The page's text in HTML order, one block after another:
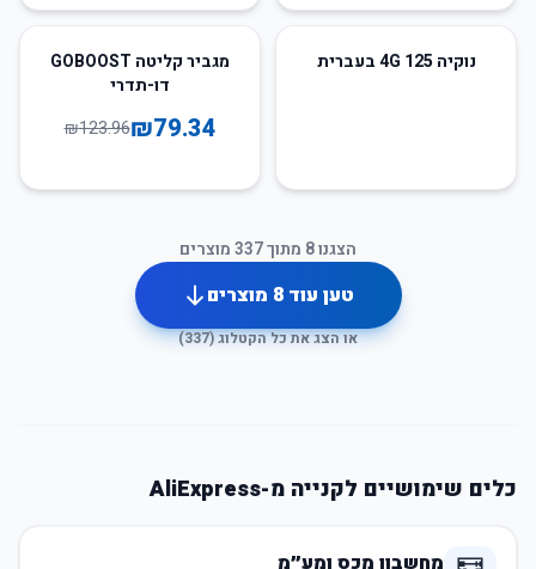
נוקיה 125 4G בעברית 36
מגביר קליטה GOBOOST
דו-תדרי
₪79.34
₪123.96
הצגנו8 מתוך337מוצרים
טען עוד8 מוצרים
או הצג את כל הקטלוג (337
)
כלים שימושיים לקנייה מ-AliExpress
מחשבון מכס ומע״מ